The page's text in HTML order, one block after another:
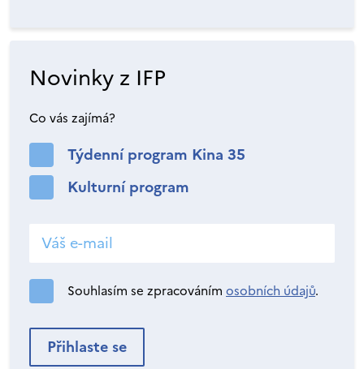
Novinky z IFP
Co vás zajímá?
Týdenní program Kina 35
Kulturní program
Souhlasím se zpracováním osobních údajů.